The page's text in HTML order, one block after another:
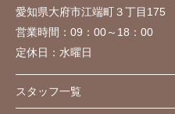
愛知県大府市江端町３丁目175
営業時間： 09：00～18：00
定休日： 水曜日
スタッフ一覧